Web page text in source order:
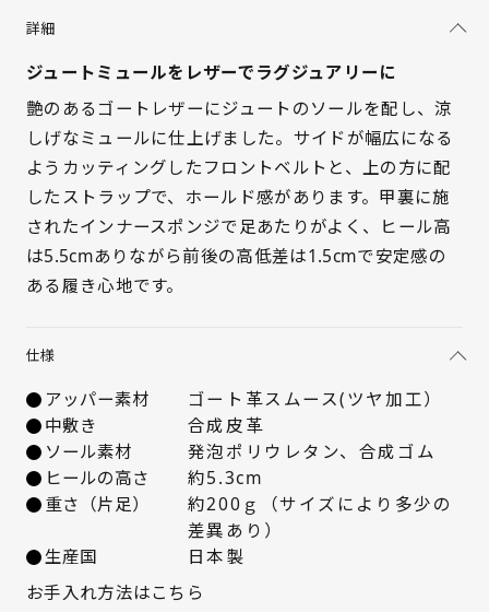
サイズを選択してください
23cm △ 残りわずか
23.5cm 入荷お知らせ
24cm ○ 在庫あり
24.5cm ○ 在庫あり
詳細
ジュートミュールをレザーでラグジュアリーに
艶のあるゴートレザーにジュートのソールを配し、涼
しげなミュールに仕上げました。サイドが幅広になる
ようカッティングしたフロントベルトと、上の方に配
したストラップで、ホールド感があります。甲裏に施
されたインナースポンジで足あたりがよく、ヒール高
は5.5cmありながら前後の高低差は1.5cmで安定感の
ある履き心地です。
仕様
アッパー素材
ゴート革スムース(ツヤ加工）
中敷き
合成皮革
ソール素材
発泡ポリウレタン、合成ゴム
ヒールの高さ
約5.3cm
重さ（片足）
約200ｇ（サイズにより多少の
差異あり）
生産国
日本製
お手入れ方法はこちら